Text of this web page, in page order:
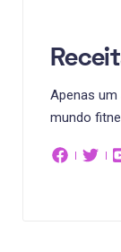
Apenas um
mundo